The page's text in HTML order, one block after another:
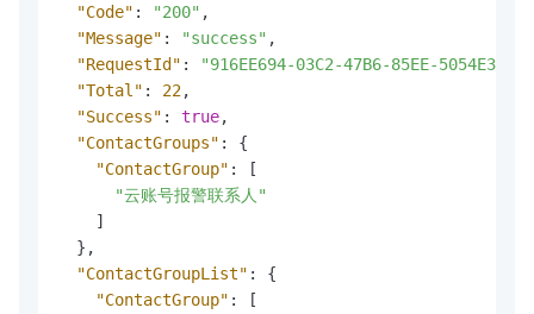
"Code" : "200" ,
"Message" : "success" ,
"RequestId" :
"916EE694-03C2-47B6-85EE-
"Total" : 22,
"Success" : true,
"ContactGroups" :
{
"ContactGroup" :
[
"云账号报警联系人"
]
} ,
"ContactGroupList" :
{
"ContactGroup" :
[